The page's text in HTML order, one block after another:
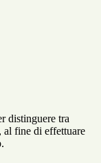
distinguere tra
al fine di effettuare